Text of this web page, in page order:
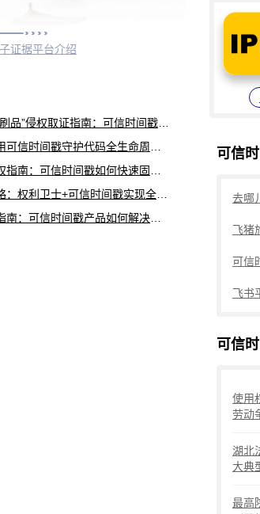
证据平台介绍
可信
去哪
飞猪
可信
飞书
可信
使用
劳动
湖北
大典
最高